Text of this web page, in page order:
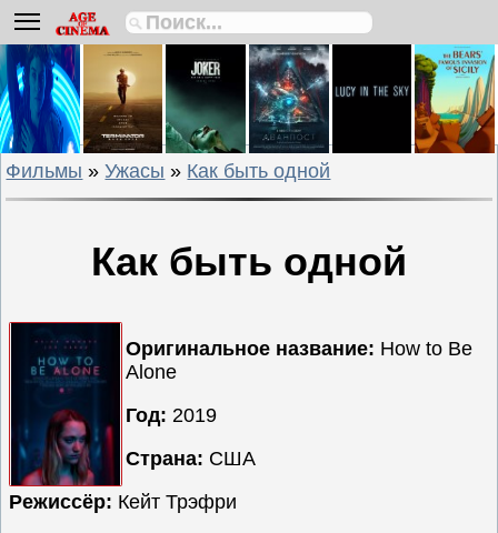
Биографии
Боевики
Вестерны
Военные
Детективы
Драмы
Мелодрамы
Мультфильмы
Мюзиклы
Приключения
Русские
фильмы
Фильмы »Ужасы » Как быть одной
Как быть одной
Оригинальное название: How to Be
Alone
Год: 2019
Страна: США
Режиссёр: Кейт Трэфри